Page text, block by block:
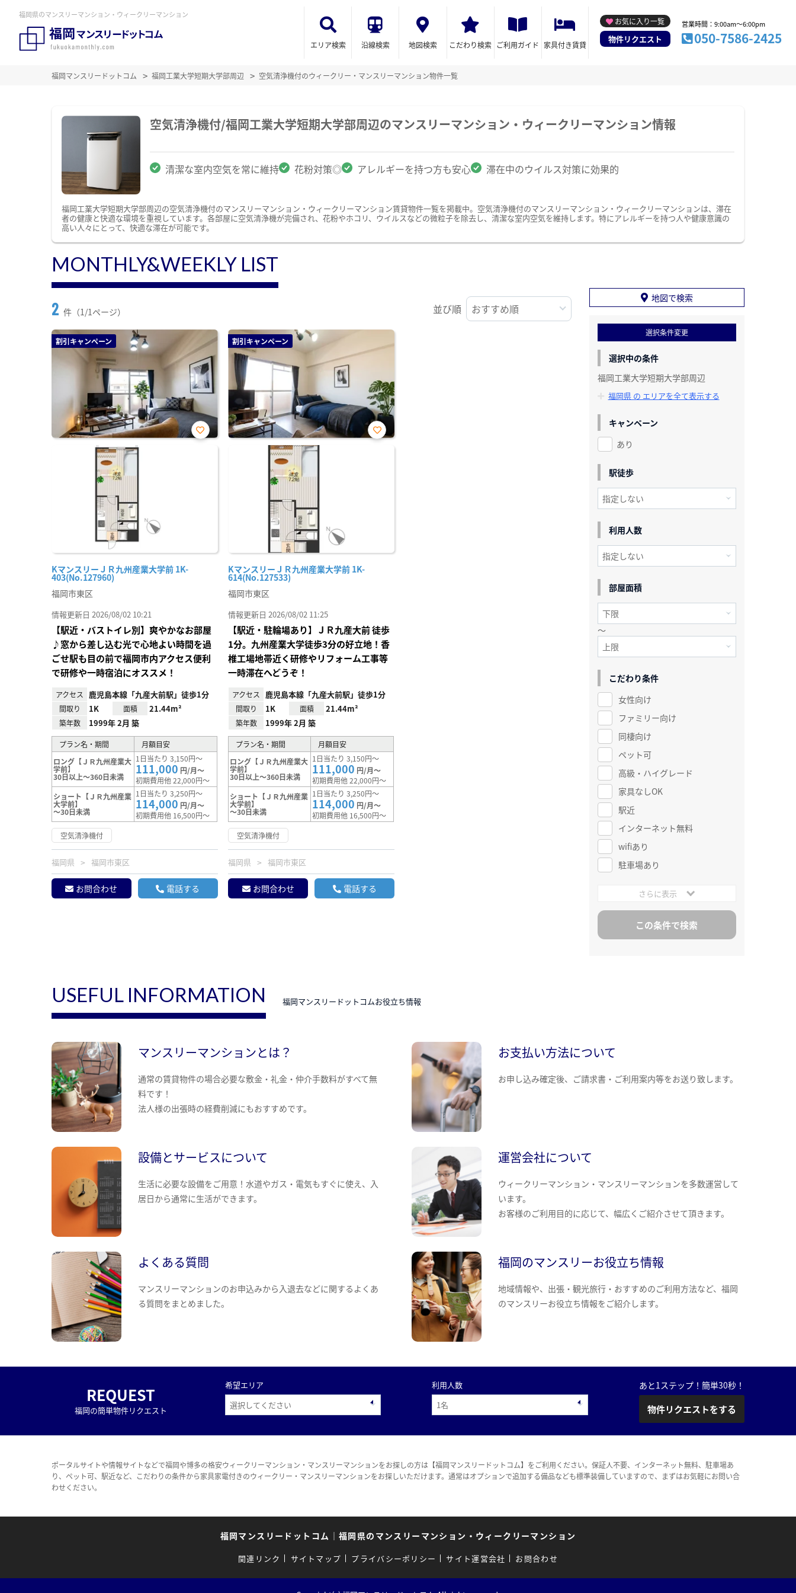
福岡県のマンスリーマンション・ウィークリーマンション
エリア検索 沿線検索 地図検索 こだわり検索 ご利用ガイド 家具付き賃貸
お気に入り一覧
物件リクエスト
営業時間：9:00am～6:00pm
050-7586-2425
福岡マンスリードットコム 福岡工業大学短期大学部周辺 空気清浄機付のウィークリー・マンスリーマンション物件一覧
空気清浄機付/福岡工業大学短期大学部周辺のマンスリーマンション・ウィークリーマンション情報
清潔な室内空気を常に維持 花粉対策◎ アレルギーを持つ方も安心 滞在中のウイルス対策に効果的
福岡工業大学短期大学部周辺の空気清浄機付のマンスリーマンション・ウィークリーマンション賃貸物件一覧を掲載中。空気清浄機付のマンスリーマンション・ウィークリーマンションは、滞在
者の健康と快適な環境を重視しています。各部屋に空気清浄機が完備され、花粉やホコリ、ウイルスなどの微粒子を除去し、清潔な室内空気を維持します。特にアレルギーを持つ人や健康意識の
高い人々にとって、快適な滞在が可能です。
MONTHLY&WEEKLY LIST
2 件（1/1ページ） 並び順
割引キャンペーン
KマンスリーＪＲ九州産業大学前 1K-
403(No.127960)
お気
福岡市東区
情報更新日 2026/08/02 10:21
【駅近・バストイレ別】爽やかなお部屋
♪窓から差し込む光で心地よい時間を過
ごせ駅も目の前で福岡市内アクセス便利
で研修や一時宿泊にオススメ！
アクセス 鹿児島本線「九産大前駅」徒歩1分
間取り 1K 面積 21.44m²
築年数 1999年 2月 築
プラン名・期間
月額目安
ロング【ＪＲ九州産業大
学前】
30日以上～360日未満
1日当たり 3,150円～
111,000 円/月～
初期費用他 22,000円～
ショート【ＪＲ九州産業
大学前】
～30日未満
1日当たり 3,250円～
114,000 円/月～
初期費用他 16,500円～
空気清浄機付
福岡県 福岡市東区
お問合わせ 電話する
割引キャンペーン
KマンスリーＪＲ九州産業大学前 1K-
614(No.127533)
お気
福岡市東区
情報更新日 2026/08/02 11:25
【駅近・駐輪場あり】ＪＲ九産大前 徒歩
1分。九州産業大学徒歩3分の好立地！香
椎工場地帯近く研修やリフォーム工事等
一時滞在へどうぞ！
アクセス 鹿児島本線「九産大前駅」徒歩1分
間取り 1K 面積 21.44m²
築年数 1999年 2月 築
プラン名・期間
月額目安
ロング【ＪＲ九州産業大
学前】
30日以上～360日未満
1日当たり 3,150円～
111,000 円/月～
初期費用他 22,000円～
ショート【ＪＲ九州産業
大学前】
～30日未満
1日当たり 3,250円～
114,000 円/月～
初期費用他 16,500円～
空気清浄機付
福岡県 福岡市東区
お問合わせ 電話する
地図で検索
選択条件変更
選択中の条件
福岡工業大学短期大学部周辺
福岡県 の エリアを全て表示する
キャンペーン
あり
駅徒歩
利用人数
部屋面積
～
こだわり条件
女性向け
ファミリー向け
同棲向け
ペット可
高級・ハイグレード
家具なしOK
駅近
インターネット無料
wifiあり
駐車場あり
さらに表示
USEFUL INFORMATION 福岡マンスリードットコムお役立ち情報
マンスリーマンションとは？
通常の賃貸物件の場合必要な敷金・礼金・仲介手数料がすべて無
料です！
法人様の出張時の経費削減にもおすすめです。
お支払い方法について
お申し込み確定後、ご請求書・ご利用案内等をお送り致します。
設備とサービスについて
生活に必要な設備をご用意！水道やガス・電気もすぐに使え、入
居日から通常に生活ができます。
運営会社について
ウィークリーマンション・マンスリーマンションを多数運営して
います。
お客様のご利用目的に応じて、幅広くご紹介させて頂きます。
よくある質問
マンスリーマンションのお申込みから入退去などに関するよくあ
る質問をまとめました。
福岡のマンスリーお役立ち情報
地域情報や、出張・観光旅行・おすすめのご利用方法など、福岡
のマンスリーお役立ち情報をご紹介します。
REQUEST
福岡の簡単物件リクエスト
希望エリア 利用人数 あと1ステップ！簡単30秒！
物件リクエストをする
ポータルサイトや情報サイトなどで福岡や博多の格安ウィークリーマンション・マンスリーマンションをお探しの方は【福岡マンスリードットコム】をご利用ください。保証人不要、インターネット無料、駐車場あ
り、ペット可、駅近など、こだわりの条件から家具家電付きのウィークリー・マンスリーマンションをお探しいただけます。通常はオプションで追加する備品なども標準装備していますので、まずはお気軽にお問い合
わせください。
福岡マンスリードットコム ｜ 福岡県のマンスリーマンション・ウィークリーマンション
関連リンク サイトマップ プライバシーポリシー サイト運営会社 お問合わせ